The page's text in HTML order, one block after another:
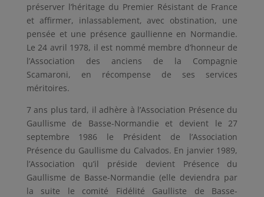
préserver l’héritage du Premier Résistant de France
et affirmer, inlassablement, avec obstination, une
pensée et une présence gaullienne en Normandie.
Le 24 avril 1978, il est nommé membre d’honneur de
l’Association des anciens de la Compagnie
Scamaroni, en récompense de ses services
méritoires.
7 ans plus tard, il adhère à l’Association Présence du
Gaullisme de Basse-Normandie et devient le 27
septembre 1986 le Président de l’Association
Présence du Gaullisme du Calvados. En janvier 1989,
l’Association qu’il préside devient Présence du
Gaullisme de Basse-Normandie (elle deviendra par
la suite le comité Fidélité Gaulliste de Basse-